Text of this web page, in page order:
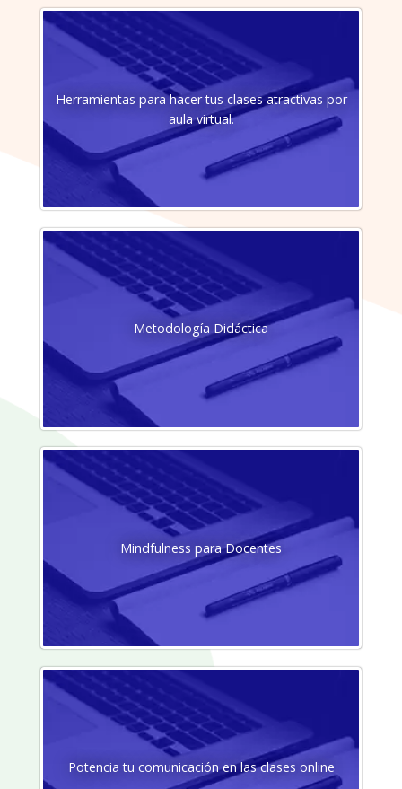
Herramientas para hacer tus clases atractivas por
aula virtual.
Metodología Didáctica
Mindfulness para Docentes
Potencia tu comunicación en las clases online